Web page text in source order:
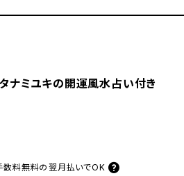
タナミユキの開運風水占い付き
数料無料の 翌月払いでOK